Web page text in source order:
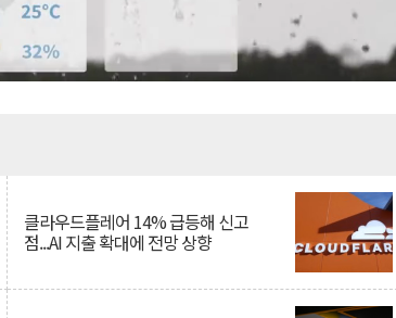
클라우드플레어 14% 급등해 신고
점...AI 지출 확대에 전망 상향